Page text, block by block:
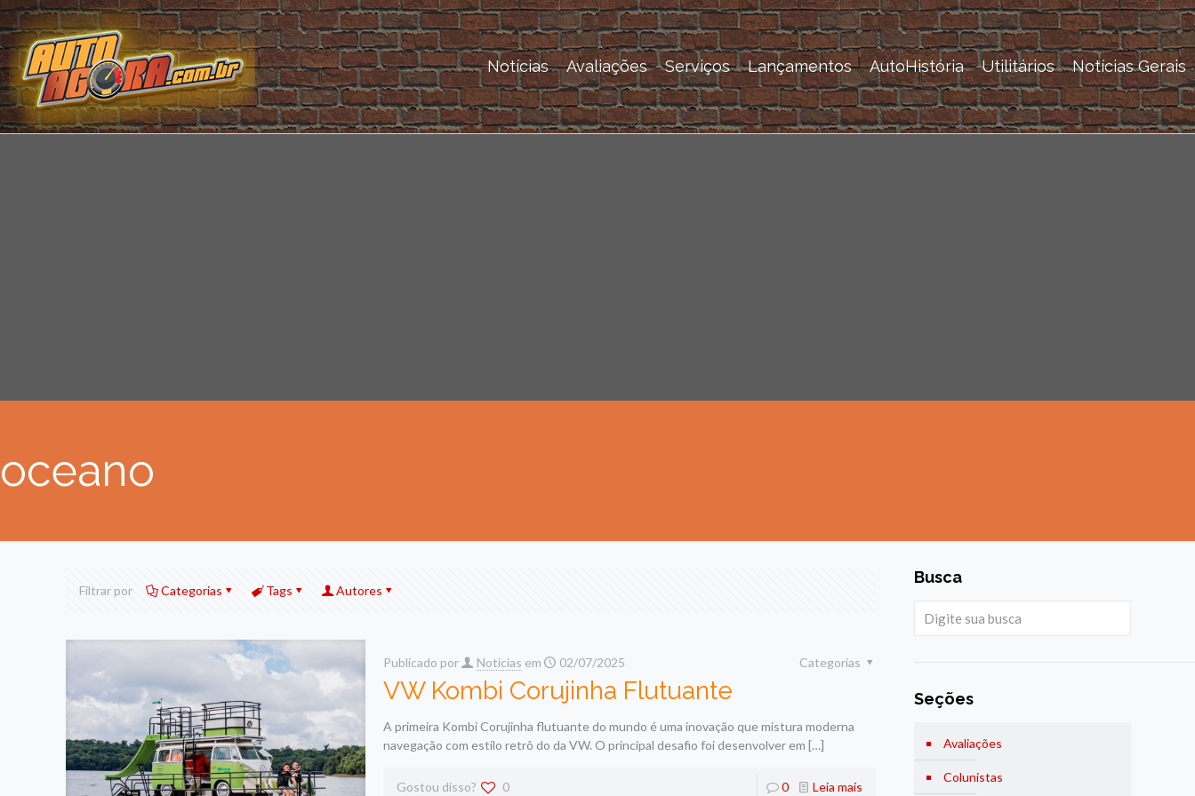
Notícias Avaliações Serviços Lançamentos AutoHistória Utilitários Notícias Gerais
oceano
Filtrar por Categorias Tags Autores
Publicado por Noticias em 02/07/2025 Categorias
VW Kombi Corujinha Flutuante
A primeira Kombi Corujinha flutuante do mundo é uma inovação que mistura moderna
navegação com estilo retrô do da VW. O principal desafio foi desenvolver em […]
Gostou disso? 0 0 Leia mais
Busca
Seções
Avaliações
Colunistas